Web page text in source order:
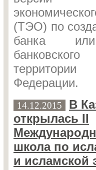
(ТЭО) по
банка или
Федерации.
14.12.2015
В
открылась II
школа по
и исламской